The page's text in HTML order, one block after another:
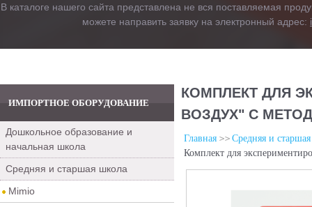
В каталоге нашего сайта представлена не вся поставляемая
можете направить заявку на электронный адрес:
ИМПОРТНОЕ ОБОРУДОВАНИЕ
Дошкольное образование и
начальная школа
Средняя и старшая школа
Mimio
КОМПЛЕКТ ДЛЯ
ВОЗДУХ" С
Главная
Средняя и
Комплект для